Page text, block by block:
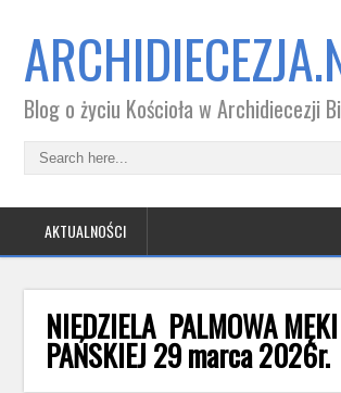
Blog o życiu Kościoła w Archidiecezji
AKTUALNOŚCI
NIEDZIELA PALMOWA MĘKI
PAŃSKIEJ 29 marca 2026r.